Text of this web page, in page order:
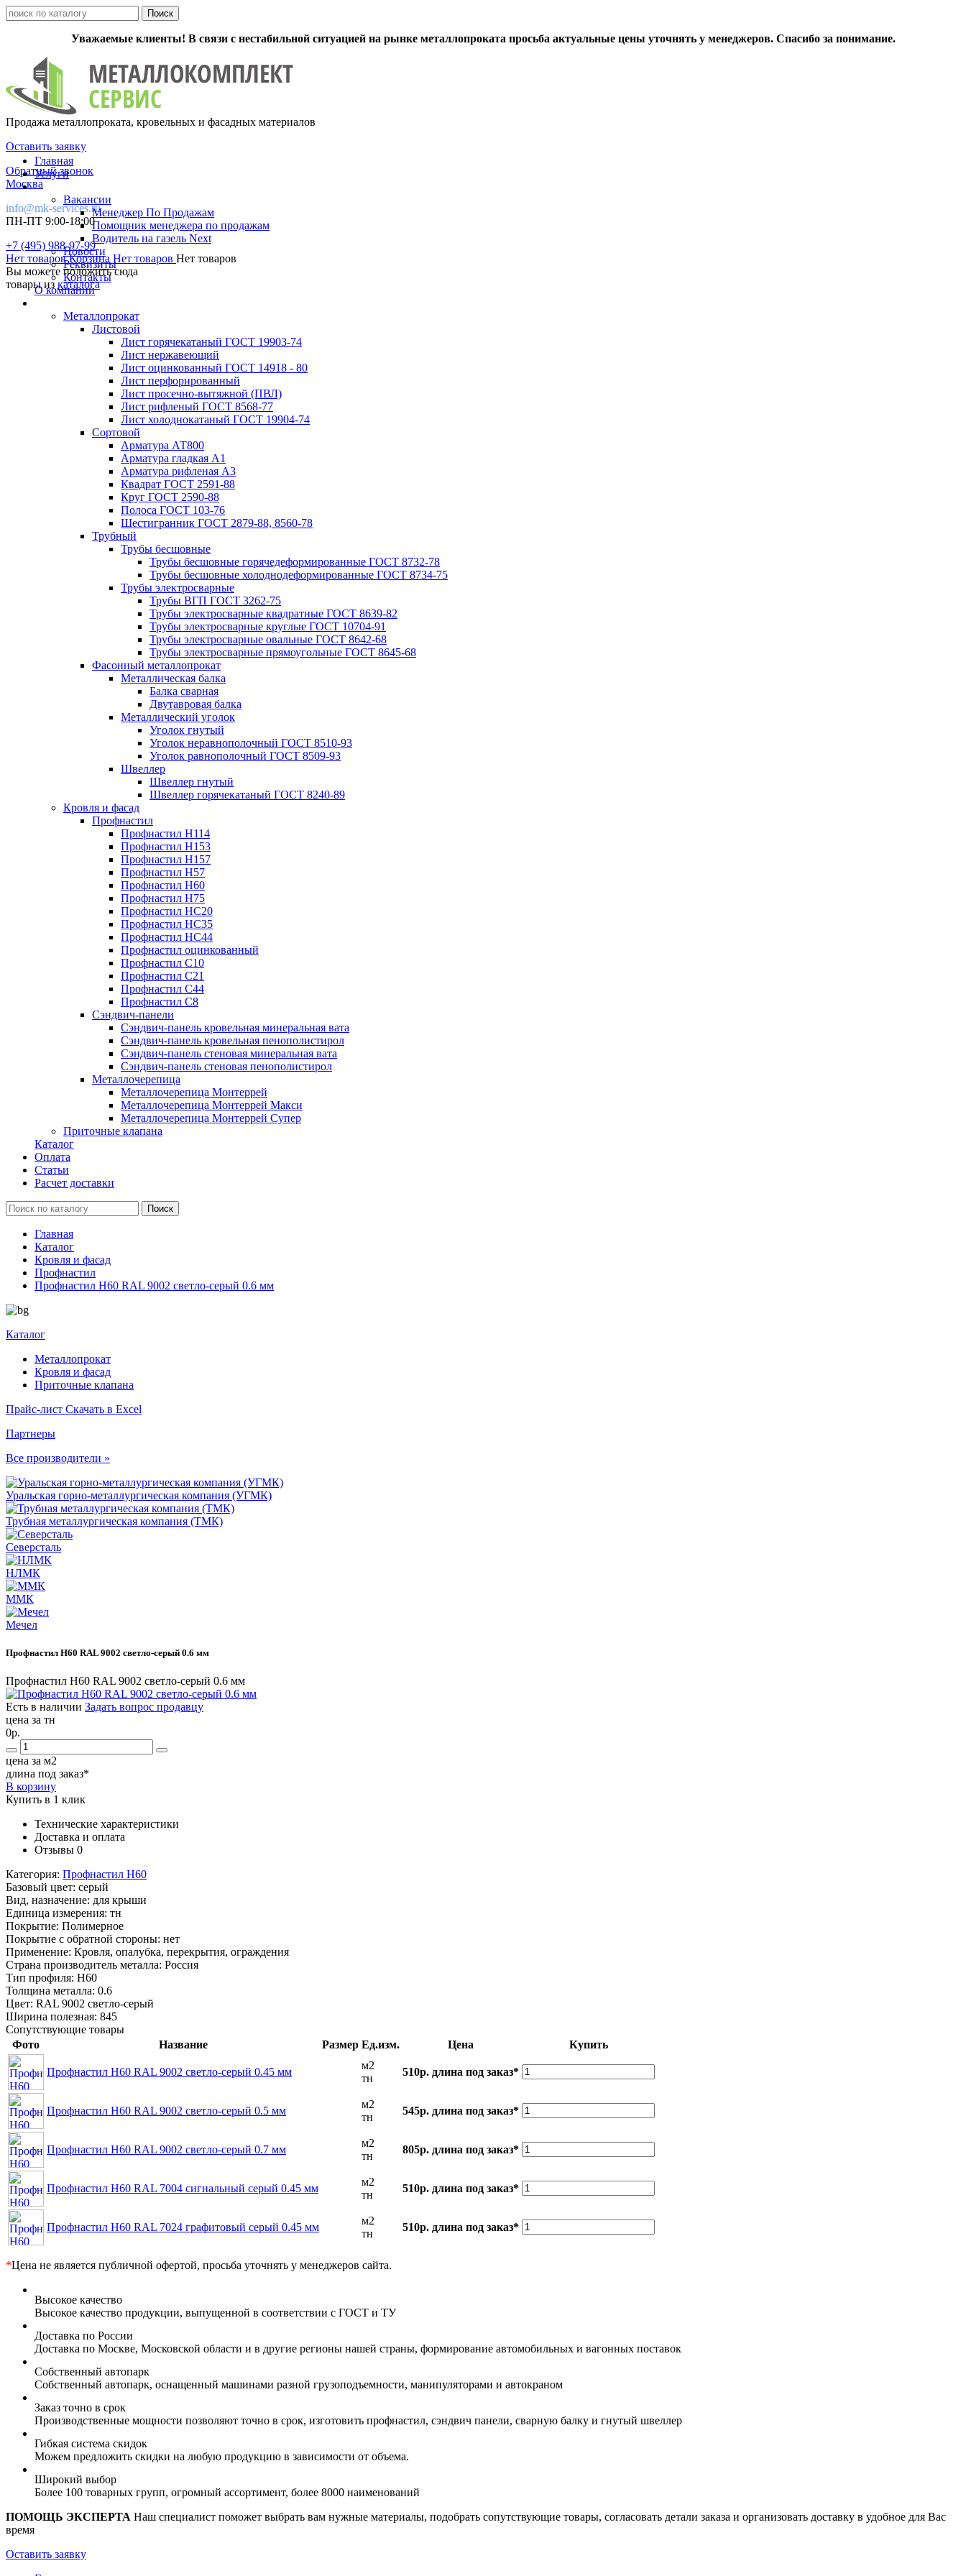
Уважаемые клиенты! В связи с нестабильной ситуацией на рынке металлопроката просьба актуальные цены уточнять у менеджеров. Спасибо за понимание.
Продажа металлопроката, кровельных и фасадных материалов
Оставить заявку
Обратный звонок
Москва
info@mk-services.ru
ПН-ПТ 9:00-18:00
+7 (495) 988-97-99
Нет товаровКорзина Нет товаров Нет товаров
Вы можете положить сюда
товары из каталога
Главная
Услуги
Вакансии
Менеджер По Продажам
Помощник менеджера по продажам
Водитель на газель Next
Новости
Реквизиты
Контакты
О компании
Металлопрокат
Листовой
Лист горячекатаный ГОСТ 19903-74
Лист нержавеющий
Лист оцинкованный ГОСТ 14918 - 80
Лист перфорированный
Лист просечно-вытяжной (ПВЛ)
Лист рифленый ГОСТ 8568-77
Лист холоднокатаный ГОСТ 19904-74
Сортовой
Арматура АТ800
Арматура гладкая А1
Арматура рифленая А3
Квадрат ГОСТ 2591-88
Круг ГОСТ 2590-88
Полоса ГОСТ 103-76
Шестигранник ГОСТ 2879-88, 8560-78
Трубный
Трубы бесшовные
Трубы бесшовные горячедеформированные ГОСТ 8732-78
Трубы бесшовные холоднодеформированные ГОСТ 8734-75
Трубы электросварные
Трубы ВГП ГОСТ 3262-75
Трубы электросварные квадратные ГОСТ 8639-82
Трубы электросварные круглые ГОСТ 10704-91
Трубы электросварные овальные ГОСТ 8642-68
Трубы электросварные прямоугольные ГОСТ 8645-68
Фасонный металлопрокат
Металлическая балка
Балка сварная
Двутавровая балка
Металлический уголок
Уголок гнутый
Уголок неравнополочный ГОСТ 8510-93
Уголок равнополочный ГОСТ 8509-93
Швеллер
Швеллер гнутый
Швеллер горячекатаный ГОСТ 8240-89
Кровля и фасад
Профнастил
Профнастил Н114
Профнастил Н153
Профнастил Н157
Профнастил Н57
Профнастил Н60
Профнастил Н75
Профнастил НС20
Профнастил НС35
Профнастил НС44
Профнастил оцинкованный
Профнастил С10
Профнастил С21
Профнастил С44
Профнастил С8
Сэндвич-панели
Сэндвич-панель кровельная минеральная вата
Сэндвич-панель кровельная пенополистирол
Сэндвич-панель стеновая минеральная вата
Сэндвич-панель стеновая пенополистирол
Металлочерепица
Металлочерепица Монтеррей
Металлочерепица Монтеррей Макси
Металлочерепица Монтеррей Супер
Приточные клапана
Каталог
Оплата
Статьи
Расчет доставки
Главная
Каталог
Кровля и фасад
Профнастил
Профнастил Н60 RAL 9002 светло-серый 0.6 мм
Каталог
Металлопрокат
Кровля и фасад
Приточные клапана
Прайс-лист Скачать в Excel
Партнеры
Все производители »
Уральская горно-металлургическая компания (УГМК)
Трубная металлургическая компания (ТМК)
Северсталь
НЛМК
ММК
Мечел
Профнастил Н60 RAL 9002 светло-серый 0.6 мм
Профнастил Н60 RAL 9002 светло-серый 0.6 мм
Есть в наличии Задать вопрос продавцу
цена за тн
0р.
цена за м2
длина под заказ*
В корзину
Купить в 1 клик
Технические характеристики
Доставка и оплата
Отзывы 0
Категория: Профнастил Н60
Базовый цвет: серый
Вид, назначение: для крыши
Единица измерения: тн
Покрытие: Полимерное
Покрытие с обратной стороны: нет
Применение: Кровля, опалубка, перекрытия, ограждения
Страна производитель металла: Россия
Тип профиля: Н60
Толщина металла: 0.6
Цвет: RAL 9002 светло-серый
Ширина полезная: 845
Сопутствующие товары
Фото
Название Размер Ед.изм. Цена Купить
Профнастил Н60 RAL 9002 светло-серый 0.45 мм
м2
тн
510р. длина под заказ*
Профнастил Н60 RAL 9002 светло-серый 0.5 мм
м2
тн
545р. длина под заказ*
Профнастил Н60 RAL 9002 светло-серый 0.7 мм
м2
тн
805р. длина под заказ*
Профнастил Н60 RAL 7004 сигнальный серый 0.45 мм
м2
тн
510р. длина под заказ*
Профнастил Н60 RAL 7024 графитовый серый 0.45 мм
м2
тн
510р. длина под заказ*
*Цена не является публичной офертой, просьба уточнять у менеджеров сайта.
Высокое качество
Высокое качество продукции, выпущенной в соответствии с ГОСТ и ТУ
Доставка по России
Доставка по Москве, Московской области и в другие регионы нашей страны, формирование автомобильных и вагонных поставок
Собственный автопарк
Собственный автопарк, оснащенный машинами разной грузоподъемности, манипуляторами и автокраном
Заказ точно в срок
Производственные мощности позволяют точно в срок, изготовить профнастил, сэндвич панели, сварную балку и гнутый швеллер
Гибкая система скидок
Можем предложить скидки на любую продукцию в зависимости от объема.
Широкий выбор
Более 100 товарных групп, огромный ассортимент, более 8000 наименований
ПОМОЩЬ ЭКСПЕРТА Наш специалист поможет выбрать вам нужные материалы, подобрать сопутствующие товары, согласовать детали заказа и организовать доставку в удобное для Вас
время
Оставить заявку